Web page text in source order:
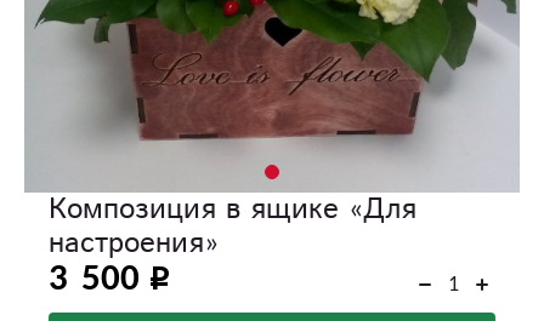
Композиция в ящике «Для
настроения»
3 500